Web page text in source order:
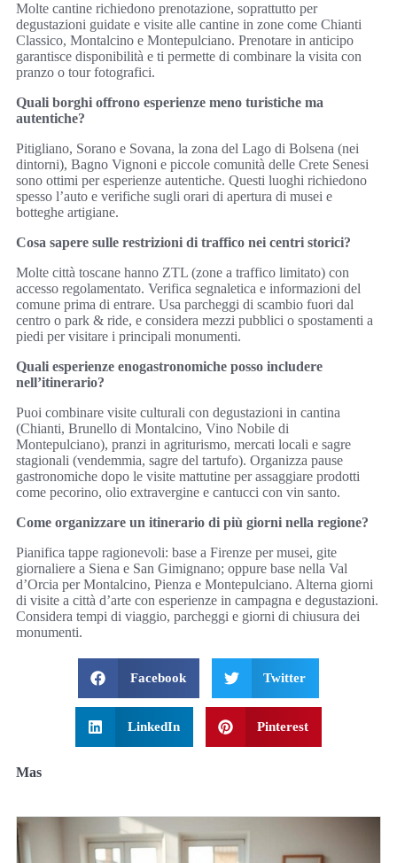
Molte cantine richiedono prenotazione, soprattutto per
degustazioni guidate e visite alle cantine in zone come Chianti
Classico, Montalcino e Montepulciano. Prenotare in anticipo
garantisce disponibilità e ti permette di combinare la visita con
pranzo o tour fotografici.
Quali borghi offrono esperienze meno turistiche ma
autentiche?
Pitigliano, Sorano e Sovana, la zona del Lago di Bolsena (nei
dintorni), Bagno Vignoni e piccole comunità delle Crete Senesi
sono ottimi per esperienze autentiche. Questi luoghi richiedono
spesso l’auto e verifiche sugli orari di apertura di musei e
botteghe artigiane.
Cosa sapere sulle restrizioni di traffico nei centri storici?
Molte città toscane hanno ZTL (zone a traffico limitato) con
accesso regolamentato. Verifica segnaletica e informazioni del
comune prima di entrare. Usa parcheggi di scambio fuori dal
centro o park & ride, e considera mezzi pubblici o spostamenti a
piedi per visitare i principali monumenti.
Quali esperienze enogastronomiche posso includere
nell’itinerario?
Puoi combinare visite culturali con degustazioni in cantina
(Chianti, Brunello di Montalcino, Vino Nobile di
Montepulciano), pranzi in agriturismo, mercati locali e sagre
stagionali (vendemmia, sagre del tartufo). Organizza pause
gastronomiche dopo le visite mattutine per assaggiare prodotti
come pecorino, olio extravergine e cantucci con vin santo.
Come organizzare un itinerario di più giorni nella regione?
Pianifica tappe ragionevoli: base a Firenze per musei, gite
giornaliere a Siena e San Gimignano; oppure base nella Val
d’Orcia per Montalcino, Pienza e Montepulciano. Alterna giorni
di visite a città d’arte con esperienze in campagna e degustazioni.
Considera tempi di viaggio, parcheggi e giorni di chiusura dei
monumenti.
Facebook Twitter
LinkedIn Pinterest
Mas